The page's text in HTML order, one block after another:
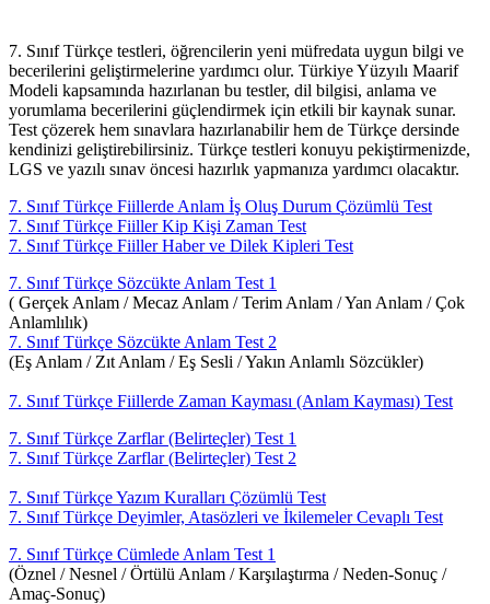
7. Sınıf Türkçe testleri, öğrencilerin yeni müfredata uygun bilgi ve
becerilerini geliştirmelerine yardımcı olur. Türkiye Yüzyılı Maarif
Modeli kapsamında hazırlanan bu testler, dil bilgisi, anlama ve
yorumlama becerilerini güçlendirmek için etkili bir kaynak sunar.
Test çözerek hem sınavlara hazırlanabilir hem de Türkçe dersinde
kendinizi geliştirebilirsiniz. Türkçe testleri konuyu pekiştirmenizde,
LGS ve yazılı sınav öncesi hazırlık yapmanıza yardımcı olacaktır.
7. Sınıf Türkçe Fiillerde Anlam İş Oluş Durum Çözümlü Test
7. Sınıf Türkçe Fiiller Kip Kişi Zaman Test
7. Sınıf Türkçe Fiiller Haber ve Dilek Kipleri Test
7. Sınıf Türkçe Sözcükte Anlam Test 1
( Gerçek Anlam / Mecaz Anlam / Terim Anlam / Yan Anlam / Çok
Anlamlılık)
7. Sınıf Türkçe Sözcükte Anlam Test 2
(Eş Anlam / Zıt Anlam / Eş Sesli / Yakın Anlamlı Sözcükler)
7. Sınıf Türkçe Fiillerde Zaman Kayması (Anlam Kayması) Test
7. Sınıf Türkçe Zarflar (Belirteçler) Test 1
7. Sınıf Türkçe Zarflar (Belirteçler) Test 2
7. Sınıf Türkçe Yazım Kuralları Çözümlü Test
7. Sınıf Türkçe Deyimler, Atasözleri ve İkilemeler Cevaplı Test
7. Sınıf Türkçe Cümlede Anlam Test 1
(Öznel / Nesnel / Örtülü Anlam / Karşılaştırma / Neden-Sonuç /
Amaç-Sonuç)